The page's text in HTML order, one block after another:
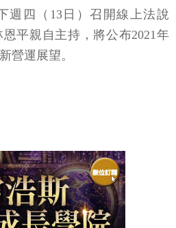
週四（13日）召開線上法說
平親自主持，將公布2021年
營運展望。